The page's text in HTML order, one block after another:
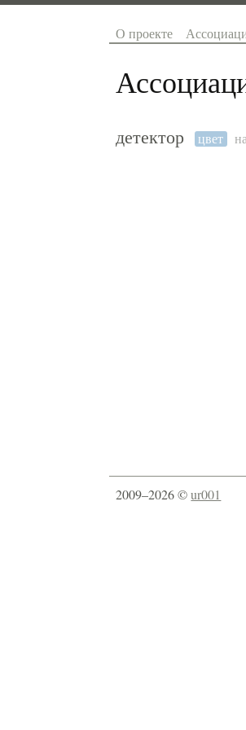
О проекте
детектор цвет
2009–2026 ©ur001